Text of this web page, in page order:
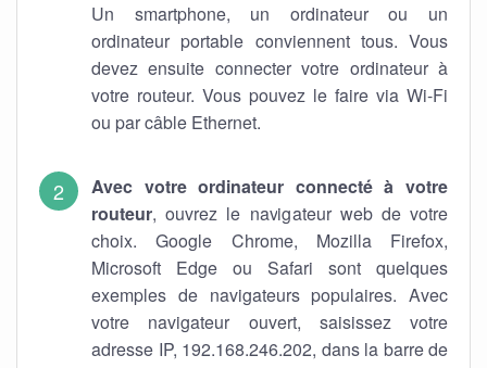
Un smartphone, un ordinateur ou un
ordinateur portable conviennent tous. Vous
devez ensuite connecter votre ordinateur à
votre routeur. Vous pouvez le faire via Wi-Fi
ou par câble Ethernet.
Avec votre ordinateur connecté à votre
routeur, ouvrez le navigateur web de votre
choix. Google Chrome, Mozilla Firefox,
Microsoft Edge ou Safari sont quelques
exemples de navigateurs populaires. Avec
votre navigateur ouvert, saisissez votre
adresse IP, 192.168.246.202, dans la barre de